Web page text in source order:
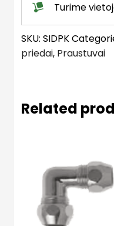
Turime
SKU: SIDPK
priedai, Praustuvai
Related